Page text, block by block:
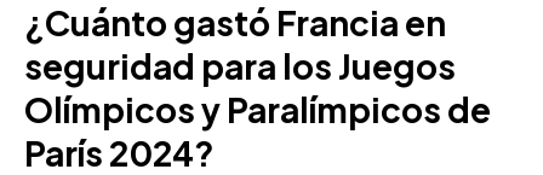
¿Cuánto gastó Francia en
seguridad para los Juegos
Olímpicos y Paralímpicos de
París 2024?